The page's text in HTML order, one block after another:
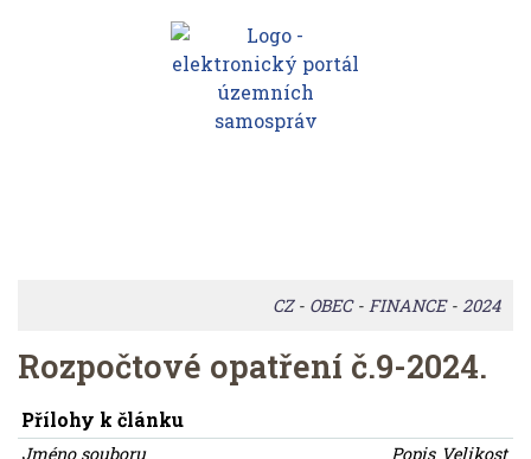
CZ- OBEC- FINANCE- 2024
Rozpočtové opatření č.9-2024.
Přílohy k článku
Jméno souboru Popis Velikost